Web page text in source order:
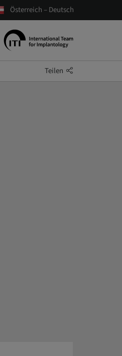
Österreich – Deutsch
Teilen